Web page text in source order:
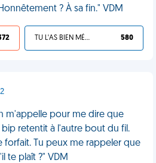
? À sa fin." VDM
TU L'AS BIEN MÉRITÉ 580
m'appelle pour me dire que
retentit à l'autre bout du fil.
forfait. Tu peux me rappeler que
te plaît ?" VDM